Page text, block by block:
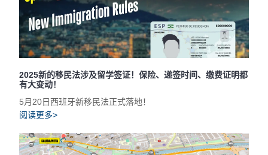
2025新的移民法涉及留学签证！保险、递签时间、缴费证明都
有大变动！
5月20日西班牙新移民法正式落地！
阅读更多>